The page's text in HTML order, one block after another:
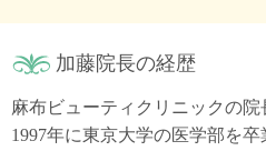
加藤院長の経歴
麻布ビューティクリニックの院
1997年に東京大学の医学部を